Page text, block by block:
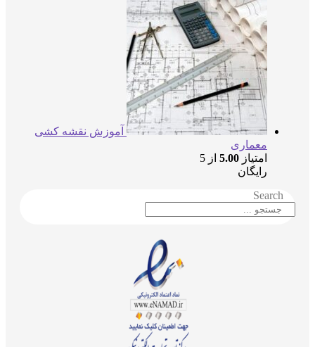
آموزش نقشه کشی
معماری
امتیاز 5.00 از 5
رایگان
Search